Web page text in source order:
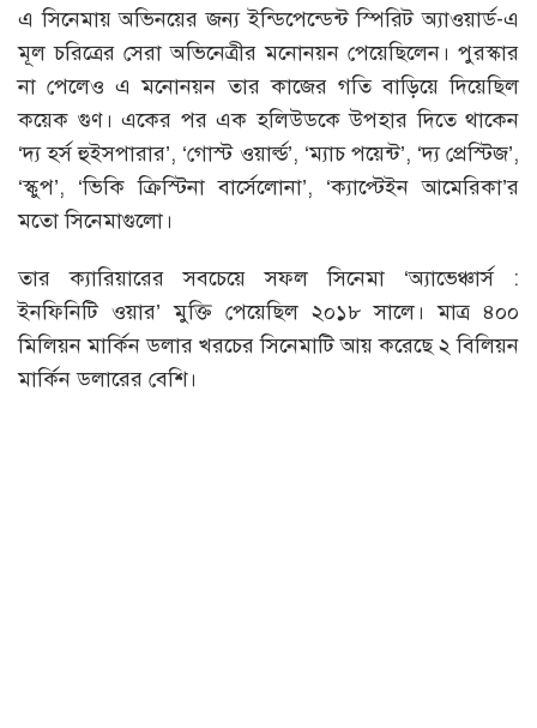
এ সিনেমায় অভিনয়ের জন্য ইন্ডিপেন্ডেন্ট স্পিরিট অ্যাওয়ার্ড-এ
মূল চরিত্রের সেরা অভিনেত্রীর মনোনয়ন পেয়েছিলেন। পুরস্কার
না পেলেও এ মনোনয়ন তার কাজের গতি বাড়িয়ে দিয়েছিল
কয়েক গুণ। একের পর এক হলিউডকে উপহার দিতে থাকেন
‘দ্য হর্স হুইসপারার’, ‘গোস্ট ওয়ার্ল্ড’, ‘ম্যাচ পয়েন্ট’, ‘দ্য প্রেস্টিজ’,
‘স্কুপ’, ‘ভিকি ক্রিস্টিনা বার্সেলোনা’, ‘ক্যাপ্টেইন আমেরিকা’র
মতো সিনেমাগুলো।
তার ক্যারিয়ারের সবচেয়ে সফল সিনেমা ‘অ্যাভেঞ্চার্স :
ইনফিনিটি ওয়ার’ মুক্তি পেয়েছিল ২০১৮ সালে। মাত্র ৪০০
মিলিয়ন মার্কিন ডলার খরচের সিনেমাটি আয় করেছে ২ বিলিয়ন
মার্কিন ডলারের বেশি।